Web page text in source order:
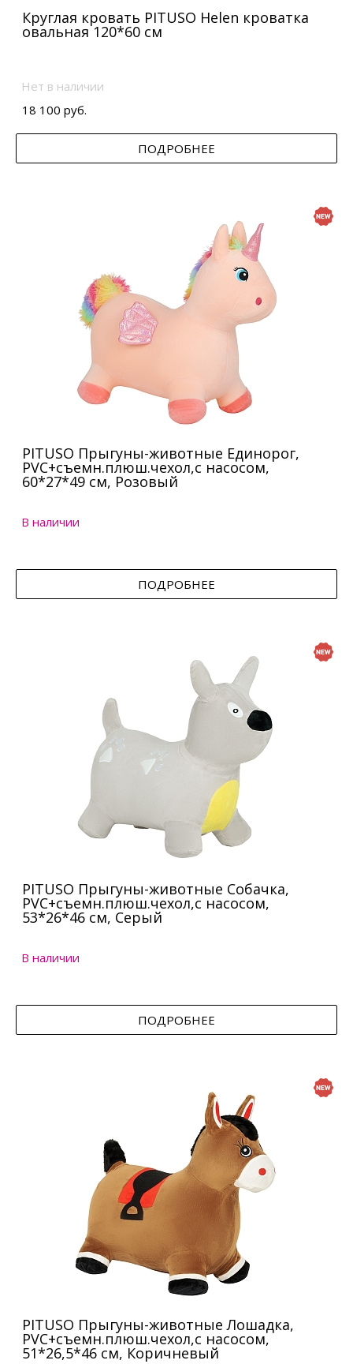
Круглая кровать PITUSO Helen кроватка
овальная 120*60 см
Нет в наличии
18 100 руб.
ПОДРОБНЕЕ
PITUSO Прыгуны-животные Единорог,
PVC+съемн.плюш.чехол,с насосом,
60*27*49 см, Розовый
В наличии
ПОДРОБНЕЕ
PITUSO Прыгуны-животные Собачка,
PVC+съемн.плюш.чехол,с насосом,
53*26*46 см, Серый
В наличии
ПОДРОБНЕЕ
PITUSO Прыгуны-животные Лошадка,
PVC+съемн.плюш.чехол,с насосом,
51*26,5*46 см, Коричневый